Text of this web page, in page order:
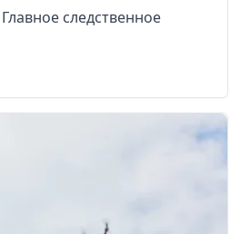
следственное